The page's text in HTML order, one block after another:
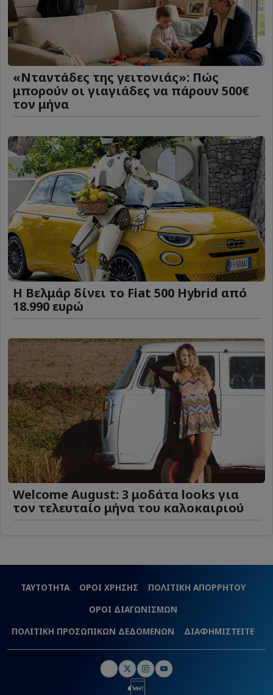
«Νταντάδες της γειτονιάς»: Πώς
μπορούν οι γιαγιάδες να πάρουν 500€
τον μήνα
Η Βελμάρ δίνει το Fiat 500 Hybrid από
18.990 ευρώ
Welcome August: 3 μοδάτα looks για
τον τελευταίο μήνα του καλοκαιριού
ΤΑΥΤΟΤΗΤΑ ΟΡΟΙ ΧΡΗΣΗΣ
ΠΟΛΙΤΙΚΗ ΑΠΟΡΡΗΤΟΥ
ΟΡΟΙ ΔΙΑΓΩΝΙΣΜΩΝ
ΠΟΛΙΤΙΚΗ ΠΡΟΣΩΠΙΚΩΝ ΔΕΔΟΜΕΝΩΝ
ΔΙΑΦΗΜΙΣΤΕΙΤΕ